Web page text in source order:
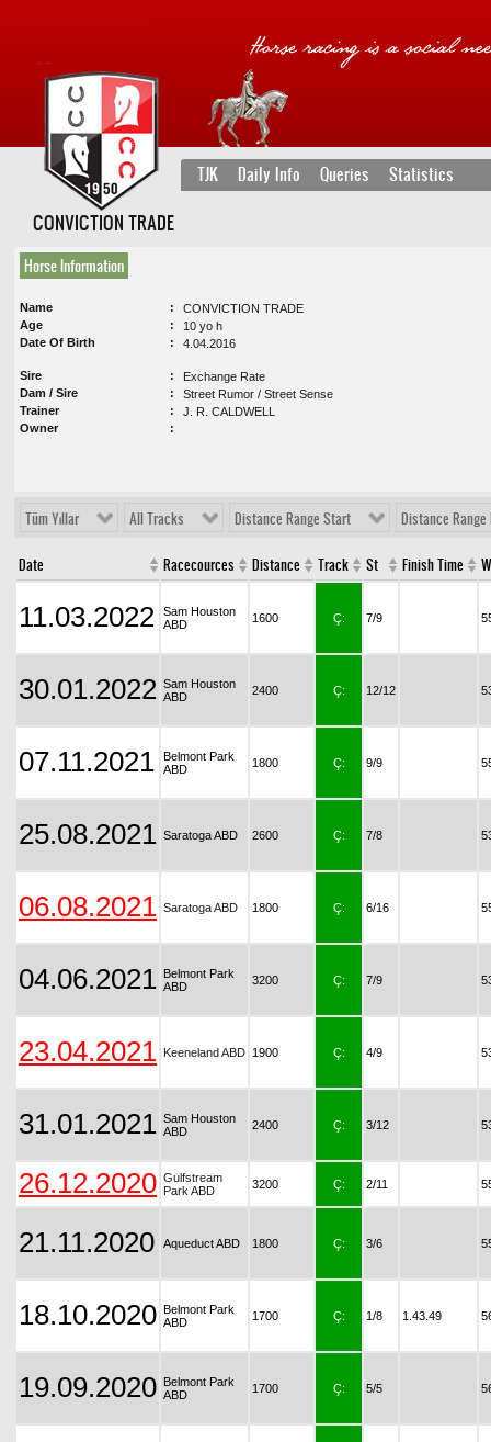
TJK Daily Info Queries Statistics
CONVICTION TRADE
Horse Information
Name
CONVICTION TRADE
Age
10 yo h
Date Of Birth
4.04.2016
Sire
Exchange Rate
Dam / Sire
Street Rumor / Street Sense
Trainer
J. R. CALDWELL
Owner
Tüm Yıllar All Tracks Distance Range Start Distance Range
Date Racecources Distance Track St Finish Time
11.03.2022
Sam Houston
ABD
1600 Ç: 7/9
30.01.2022 Sam Houston
ABD
2400 Ç: 12/12
07.11.2021
Belmont Park
ABD
1800 Ç: 9/9
25.08.2021 Saratoga ABD 2600 Ç: 7/8
06.08.2021 Saratoga ABD 1800 Ç: 6/16
04.06.2021 Belmont Park
ABD
3200 Ç: 7/9
23.04.2021 Keeneland ABD 1900 Ç: 4/9
31.01.2021 Sam Houston
ABD
2400 Ç: 3/12
26.12.2020 Gulfstream
Park ABD
3200 Ç: 2/11
21.11.2020 Aqueduct ABD 1800 Ç: 3/6
18.10.2020 Belmont Park
ABD
1700 Ç: 1/8 1.43.49
19.09.2020 Belmont Park
ABD
1700 Ç: 5/5